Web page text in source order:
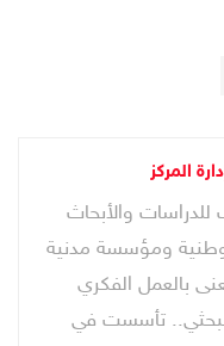
المركز
والأبحاث
ومؤسسة مدنية
بالعمل الفكري
تأسست في